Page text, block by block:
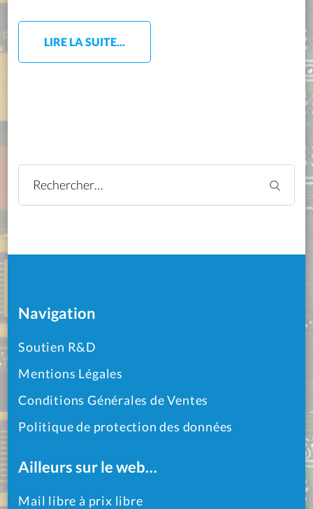
LIRE LA SUITE...
Rechercher :
Navigation
Soutien R&D
Mentions Légales
Conditions Générales de Ventes
Politique de protection des données
Ailleurs sur le web…
Mail libre à prix libre